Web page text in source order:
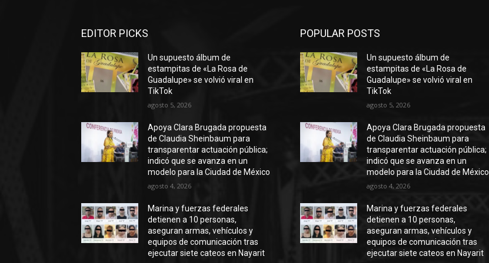
EDITOR PICKS
Un supuesto álbum de
estampitas de «La Rosa de
Guadalupe» se volvió viral en
TikTok
agosto 5, 2026
Apoya Clara Brugada propuesta
de Claudia Sheinbaum para
transparentar actuación pública;
indicó que se avanza en un
modelo para la Ciudad de México
agosto 4, 2026
Marina y fuerzas federales
detienen a 10 personas,
aseguran armas, vehículos y
equipos de comunicación tras
ejecutar siete cateos en Nayarit
POPULAR POSTS
Un supuesto álbum de
estampitas de «La Rosa de
Guadalupe» se volvió viral en
TikTok
agosto 5, 2026
Apoya Clara Brugada propuesta
de Claudia Sheinbaum para
transparentar actuación pública;
indicó que se avanza en un
modelo para la Ciudad de México
agosto 4, 2026
Marina y fuerzas federales
detienen a 10 personas,
aseguran armas, vehículos y
equipos de comunicación tras
ejecutar siete cateos en Nayarit